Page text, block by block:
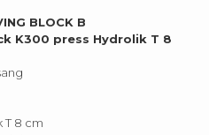
BLOCK B
K300 press Hydrolik T 8
T 8 cm